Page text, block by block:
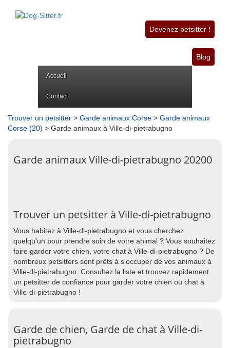
Devenez petsitter !
Blog
Accueil
Contact
Trouver un petsitter > Garde animaux Corse > Garde animaux
Corse (20) > Garde animaux à Ville-di-pietrabugno
Garde animaux Ville-di-pietrabugno 20200
Trouver un petsitter à Ville-di-pietrabugno
Vous habitez à Ville-di-pietrabugno et vous cherchez
quelqu'un pour prendre soin de votre animal ? Vous souhaitez
faire garder votre chien, votre chat à Ville-di-pietrabugno ? De
nombreux petsitters sont prêts à s'occuper de vos animaux à
Ville-di-pietrabugno. Consultez la liste et trouvez rapidement
un petsitter de confiance pour garder votre chien ou chat à
Ville-di-pietrabugno !
Garde de chien, Garde de chat à Ville-di-
pietrabugno